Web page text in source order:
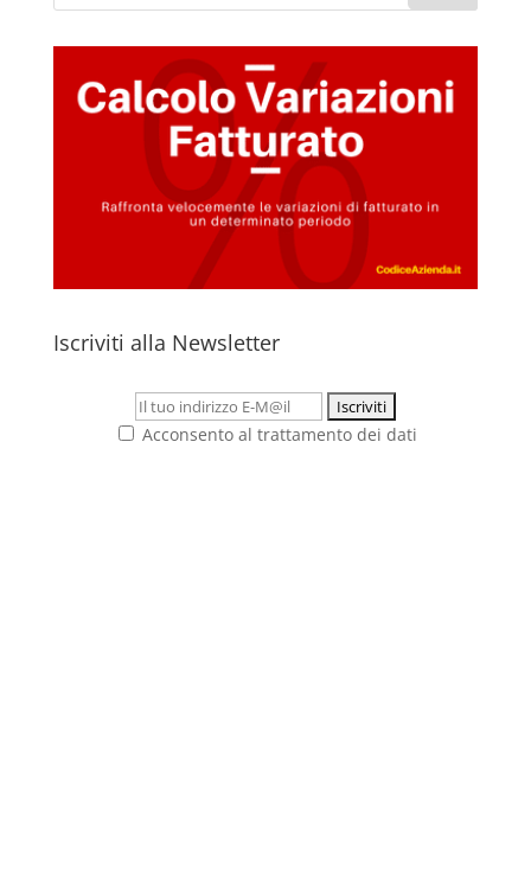
Iscriviti alla Newsletter
Acconsento al trattamento dei dati